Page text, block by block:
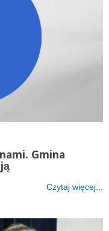
Gmina
Czytaj więcej...